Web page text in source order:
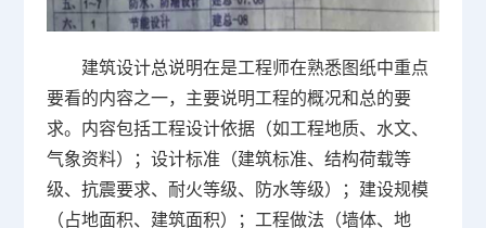
建筑设计总说明在是工程师在熟悉图纸中重点
要看的内容之一，主要说明工程的概况和总的要
求。内容包括工程设计依据（如工程地质、水文、
气象资料）；设计标准（建筑标准、结构荷载等
级、抗震要求、耐火等级、防水等级）；建设规模
（占地面积、建筑面积）；工程做法（墙体、地